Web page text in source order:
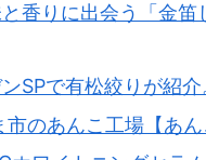
香りに出会う「金
SPで有松絞りが紹介
のあんこ工場【あん